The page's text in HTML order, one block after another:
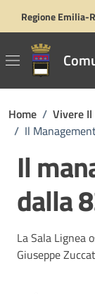
Regione Emilia-
Home / Vivere Il
/ Il
Il
dalla
La Sala Lignea
Giuseppe